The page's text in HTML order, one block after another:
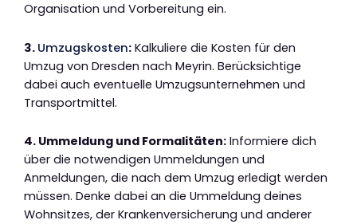
Organisation und Vorbereitung ein.
3. Umzugskosten: Kalkuliere die Kosten für den
Umzug von Dresden nach Meyrin. Berücksichtige
dabei auch eventuelle Umzugsunternehmen und
Transportmittel.
4. Ummeldung und Formalitäten: Informiere dich
über die notwendigen Ummeldungen und
Anmeldungen, die nach dem Umzug erledigt werden
müssen. Denke dabei an die Ummeldung deines
Wohnsitzes, der Krankenversicherung und anderer